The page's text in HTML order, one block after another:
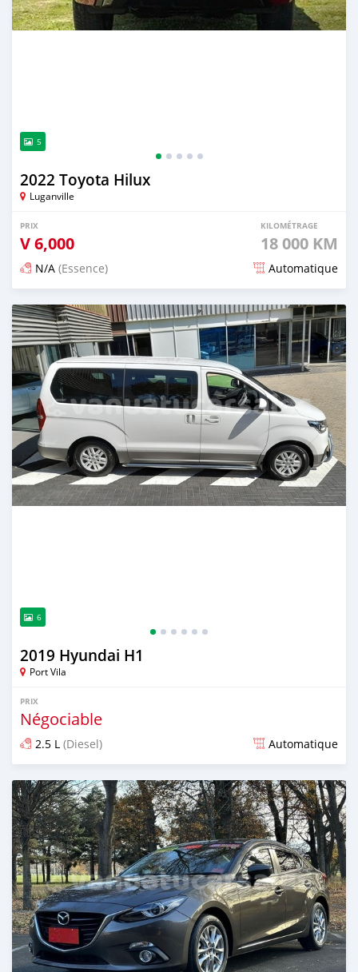
5
2022 Toyota Hilux
Luganville
PRIX
V6,000
KILOMÉTRAGE
18 000 KM
N/A (Essence) Automatique
Publié il y a environ 2 ans
6
2019 Hyundai H1
Port Vila
PRIX
Négociable
2.5 L (Diesel) Automatique
Publié il y a environ 2 ans